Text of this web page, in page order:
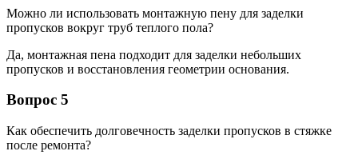
Можно ли использовать монтажную пену для заделки
пропусков вокруг труб теплого пола?
Да, монтажная пена подходит для заделки небольших
пропусков и восстановления геометрии основания.
Вопрос 5
Как обеспечить долговечность заделки пропусков в стяжке
после ремонта?